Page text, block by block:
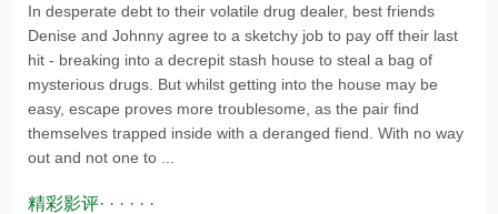
In desperate debt to their volatile drug dealer, best friends
Denise and Johnny agree to a sketchy job to pay off their last
hit - breaking into a decrepit stash house to steal a bag of
mysterious drugs. But whilst getting into the house may be
easy, escape proves more troublesome, as the pair find
themselves trapped inside with a deranged fiend. With no way
out and not one to ...
精彩影评· · · · · ·